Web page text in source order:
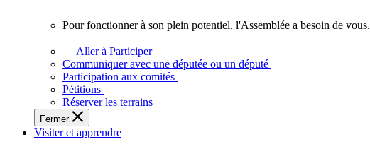
Ontariens.
fonctionner
plein
potentiel,
l'Assemblée
a
besoin
Pour fonctionner à son plein potentiel, l'Assemblée a besoin de vous.
Aller à Participer
Communiquer avec une députée ou un député
Participation aux comités
Pétitions
Réserver les terrains
Fermer
Visiter et apprendre